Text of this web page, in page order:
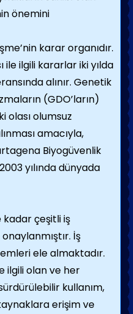
önemini
karar organıdır.
ile ilgili kararlar iki yılda
alınır. Genetik
(GDO’ların)
olası olumsuz
amacıyla,
Biyogüvenlik
yılında dünyada
kadar çeşitli iş
İş
ele almaktadır.
ilgili olan ve her
kullanım,
erişim ve